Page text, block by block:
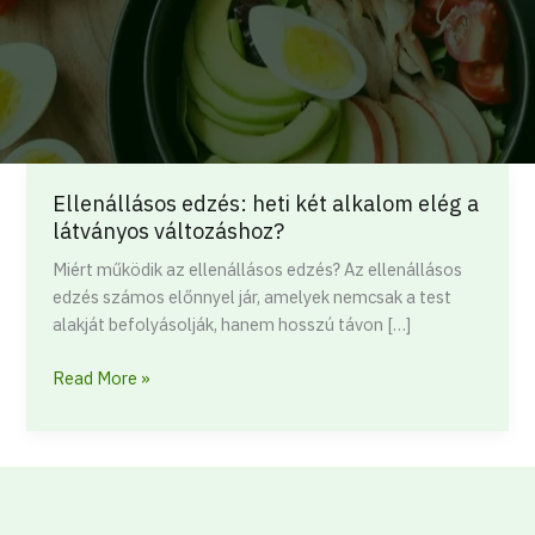
Ellenállásos edzés: heti két alkalom elég a
látványos változáshoz?
Miért működik az ellenállásos edzés? Az ellenállásos
edzés számos előnnyel jár, amelyek nemcsak a test
alakját befolyásolják, hanem hosszú távon […]
Ellenállásos
edzés:
heti
két
alkalom
elég
a
Read More »